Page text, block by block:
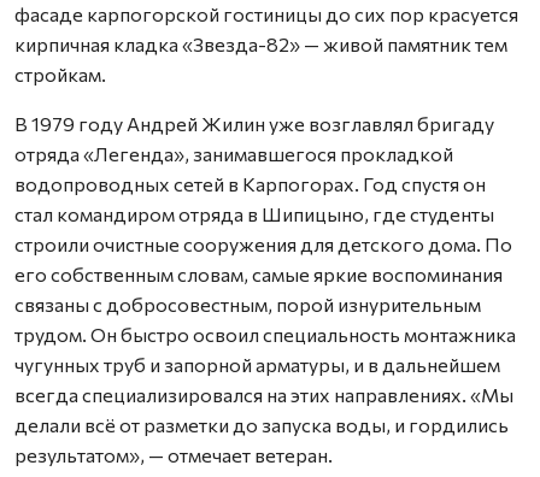
фасаде карпогорской гостиницы до сих пор красуется
кирпичная кладка «Звезда-82» — живой памятник тем
стройкам.
В 1979 году Андрей Жилин уже возглавлял бригаду
отряда «Легенда», занимавшегося прокладкой
водопроводных сетей в Карпогорах. Год спустя он
стал командиром отряда в Шипицыно, где студенты
строили очистные сооружения для детского дома. По
его собственным словам, самые яркие воспоминания
связаны с добросовестным, порой изнурительным
трудом. Он быстро освоил специальность монтажника
чугунных труб и запорной арматуры, и в дальнейшем
всегда специализировался на этих направлениях. «Мы
делали всё от разметки до запуска воды, и гордились
результатом», — отмечает ветеран.